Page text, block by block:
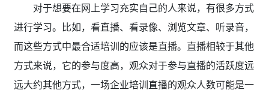
对于想要在网上学习充实自己的人来说，有很多方式
进行学习。比如，看直播、看录像、浏览文章、听录音，
而这些方式中最合适培训的应该是直播。直播相较于其他
方式来说，它的参与度高，观众对于参与直播的活跃度远
远大约其他方式，一场企业培训直播的观众人数可能是一